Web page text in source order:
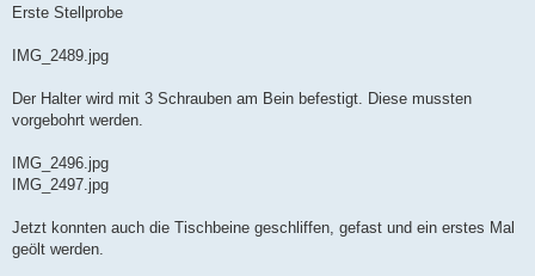
Erste Stellprobe
IMG_2489.jpg
Der Halter wird mit 3 Schrauben am Bein befestigt. Diese mussten
vorgebohrt werden.
IMG_2496.jpg
IMG_2497.jpg
Jetzt konnten auch die Tischbeine geschliffen, gefast und ein erstes Mal
geölt werden.